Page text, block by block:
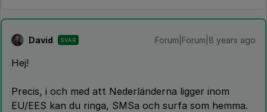
David SVAR Forum|Forum|8 years ago
Hej!
Precis, i och med att Nederländerna ligger inom
EU/EES kan du ringa, SMSa och surfa som hemma.